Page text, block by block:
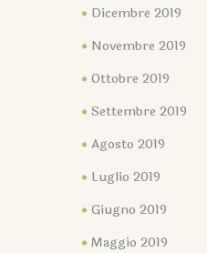
Dicembre 2019
Novembre 2019
Ottobre 2019
Settembre 2019
Agosto 2019
Luglio 2019
Giugno 2019
Maggio 2019